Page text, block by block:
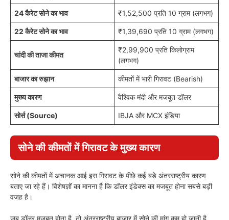
24 कैरेट सोने का भाव ₹1,52,500 प्रति 10 ग्राम (लगभग)
22 कैरेट सोने का भाव ₹1,39,690 प्रति 10 ग्राम (लगभग)
चांदी की ताजा कीमत
₹2,99,900 प्रति किलोग्राम
(लगभग)
बाजार का रुझान कीमतों में भारी गिरावट (Bearish)
मुख्य कारण वैश्विक मंदी और मजबूत डॉलर
सोर्स (Source) IBJA और MCX इंडिया
सोने की कीमतों में गिरावट के मुख्य कारण
सोने की कीमतों में अचानक आई इस गिरावट के पीछे कई बड़े अंतरराष्ट्रीय कारण
बताए जा रहे हैं। विशेषज्ञों का मानना है कि डॉलर इंडेक्स का मजबूत होना सबसे बड़ी
वजह है।